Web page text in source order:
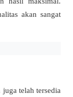
akan sangat
telah tersedia